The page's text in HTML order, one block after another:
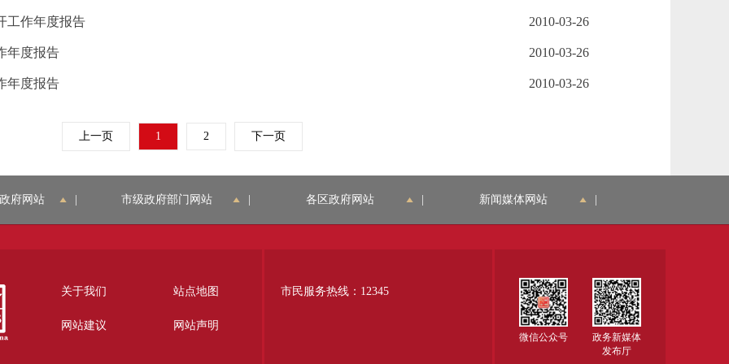
工作年度报告 2010-03-26
年度报告 2010-03-26
年度报告 2010-03-26
上一页 1 2 下一页
府网站 市级政府部门网站 各区政府网站 新闻媒体网站
关于我们 站点地图
网站建议 网站声明
市民服务热线：12345
微信公众号
政务新媒体
发布厅